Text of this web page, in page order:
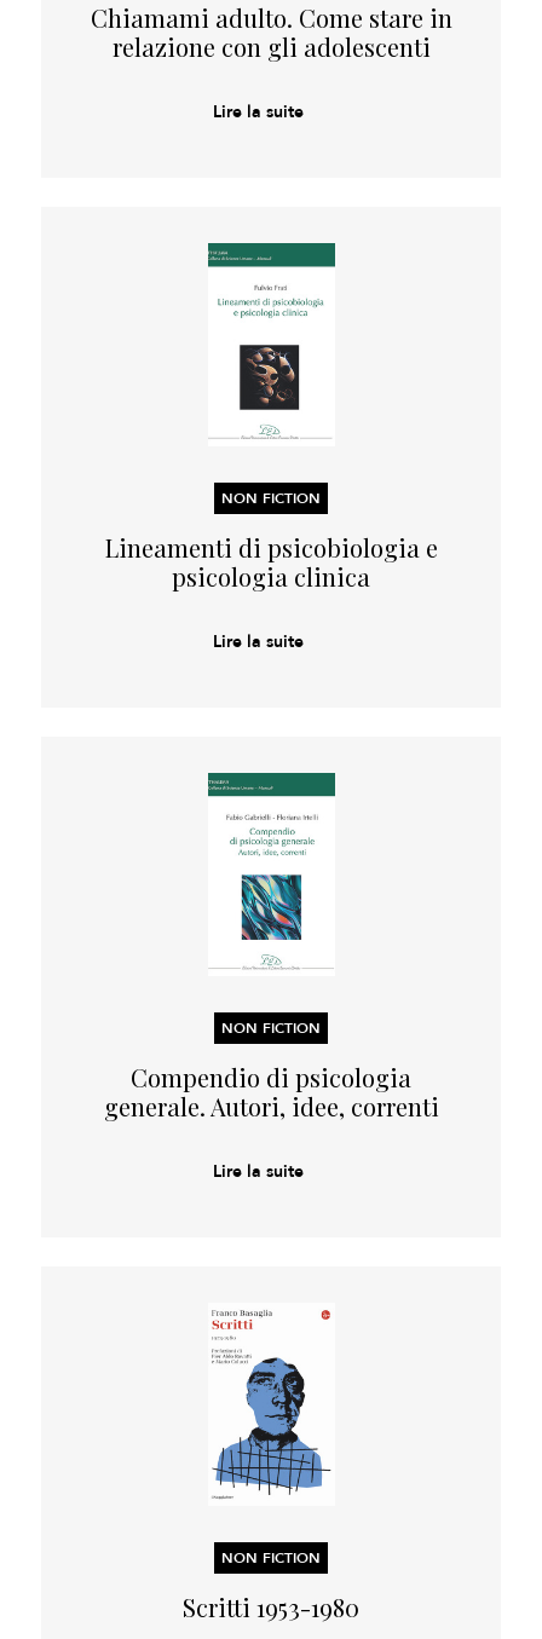
Chiamami adulto. Come stare in
relazione con gli adolescenti
Lire la suite
NON FICTION
Lineamenti di psicobiologia e
psicologia clinica
Lire la suite
NON FICTION
Compendio di psicologia
generale. Autori, idee, correnti
Lire la suite
NON FICTION
Scritti 1953-1980